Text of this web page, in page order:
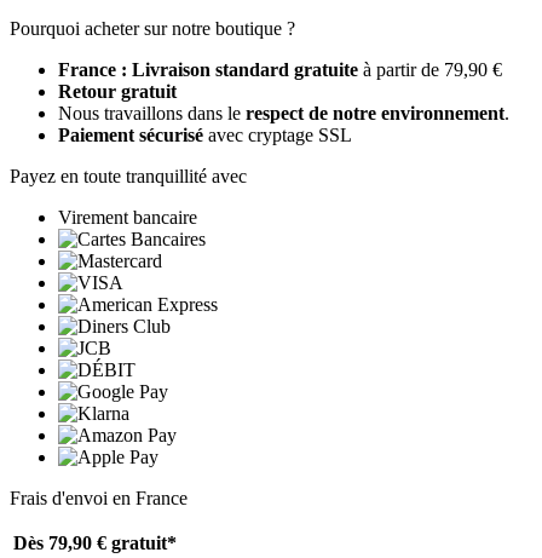
Pourquoi acheter sur notre boutique ?
France : Livraison standard gratuite à partir de 79,90 €
Retour gratuit
Nous travaillons dans le respect de notre environnement.
Paiement sécurisé avec cryptage SSL
Payez en toute tranquillité avec
Virement bancaire
Frais d'envoi en France
Dès 79,90 € gratuit*